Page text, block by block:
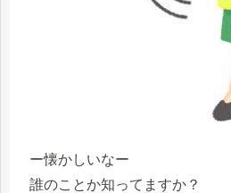
ー懐かしいなー
誰のことか知ってますか？